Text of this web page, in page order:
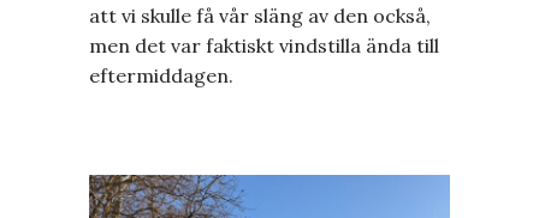
att vi skulle få vår släng av den också,
men det var faktiskt vindstilla ända till
eftermiddagen.